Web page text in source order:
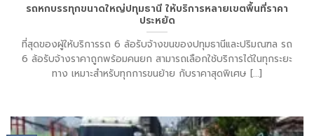
รถหกบรรทุกขนาดใหญ่ปทุมธานี ให้บริการหลายเขตพื้นที่ราคา
ประหยัด
ที่สุดของผู้ให้บริการรถ 6 ล้อรับจ้างขนของปทุมธานีและปริมณฑล รถ
6 ล้อรับจ้างราคาถูกพร้อมคนยก สามารถเลือกใช้บริการได้ในทุกระยะ
ทาง เหมาะสำหรับทุกการขนย้าย กับราคาสุดพิเศษ [...]